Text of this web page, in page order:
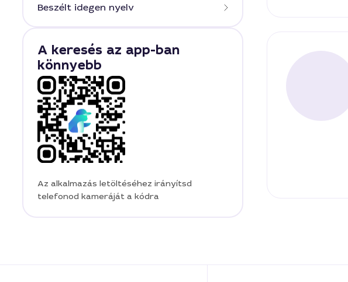
Beszélt idegen nyelv
A keresés az app-ban
könnyebb
Az alkalmazás letöltéséhez irányítsd
telefonod kameráját a kódra